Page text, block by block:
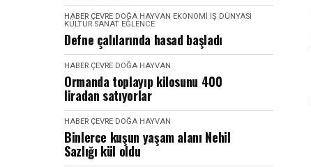
HABER ÇEVRE DOĞA HAYVAN EKONOMI İŞ DÜNYASI
KÜLTÜR SANAT EĞLENCE
Defne çalılarında hasad başladı
HABER ÇEVRE DOĞA HAYVAN
Ormanda toplayıp kilosunu 400
liradan satıyorlar
HABER ÇEVRE DOĞA HAYVAN
Binlerce kuşun yaşam alanı Nehil
Sazlığı kül oldu